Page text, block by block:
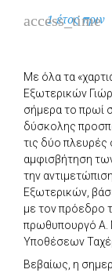
access_time
1 έτος πριν
Με όλα τα
Εξωτερικών
σήμερα το πρωί
δύσκολης
τις δύο πλευρές
αμφισβήτηση
την
Εξωτερικών,
με τον πρόεδρο
πρωθυπουργό Α.
Υποθέσεων
Βεβαίως, η